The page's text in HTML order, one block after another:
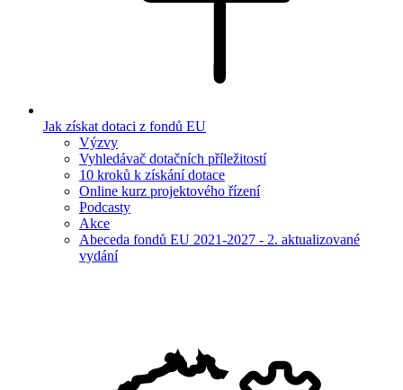
Jak získat dotaci z fondů EU
Výzvy
Vyhledávač dotačních příležitostí
10 kroků k získání dotace
Online kurz projektového řízení
Podcasty
Akce
Abeceda fondů EU 2021-2027 - 2. aktualizované
vydání